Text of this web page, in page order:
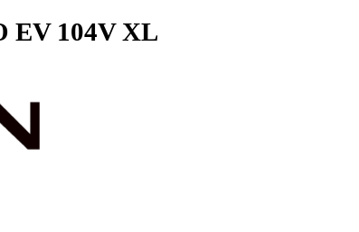
EV 104V XL